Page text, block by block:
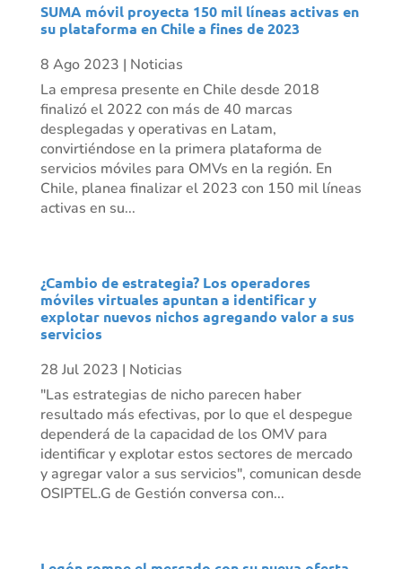
SUMA móvil proyecta 150 mil líneas activas en
su plataforma en Chile a fines de 2023
8 Ago 2023 | Noticias
La empresa presente en Chile desde 2018
finalizó el 2022 con más de 40 marcas
desplegadas y operativas en Latam,
convirtiéndose en la primera plataforma de
servicios móviles para OMVs en la región. En
Chile, planea finalizar el 2023 con 150 mil líneas
activas en su...
¿Cambio de estrategia? Los operadores
móviles virtuales apuntan a identificar y
explotar nuevos nichos agregando valor a sus
servicios
28 Jul 2023 | Noticias
"Las estrategias de nicho parecen haber
resultado más efectivas, por lo que el despegue
dependerá de la capacidad de los OMV para
identificar y explotar estos sectores de mercado
y agregar valor a sus servicios", comunican desde
OSIPTEL.G de Gestión conversa con...